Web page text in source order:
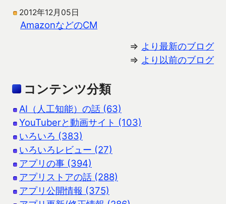
2012年12月05日
AmazonなどのCM
⇒ より最新のブログ
⇒ より以前のブログ
コンテンツ分類
AI（人工知能）の話 (63)
YouTuberと動画サイト (103)
いろいろ (383)
いろいろレビュー (27)
アプリの事 (394)
アプリストアの話 (288)
アプリ公開情報 (375)